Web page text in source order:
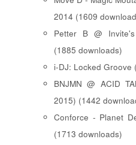
2014 (1609
Petter B @
(1885 downloads)
i-DJ: Locked Groove
BNJMN @ ACID
2015) (1442
Conforce - Planet
(1713 downloads)